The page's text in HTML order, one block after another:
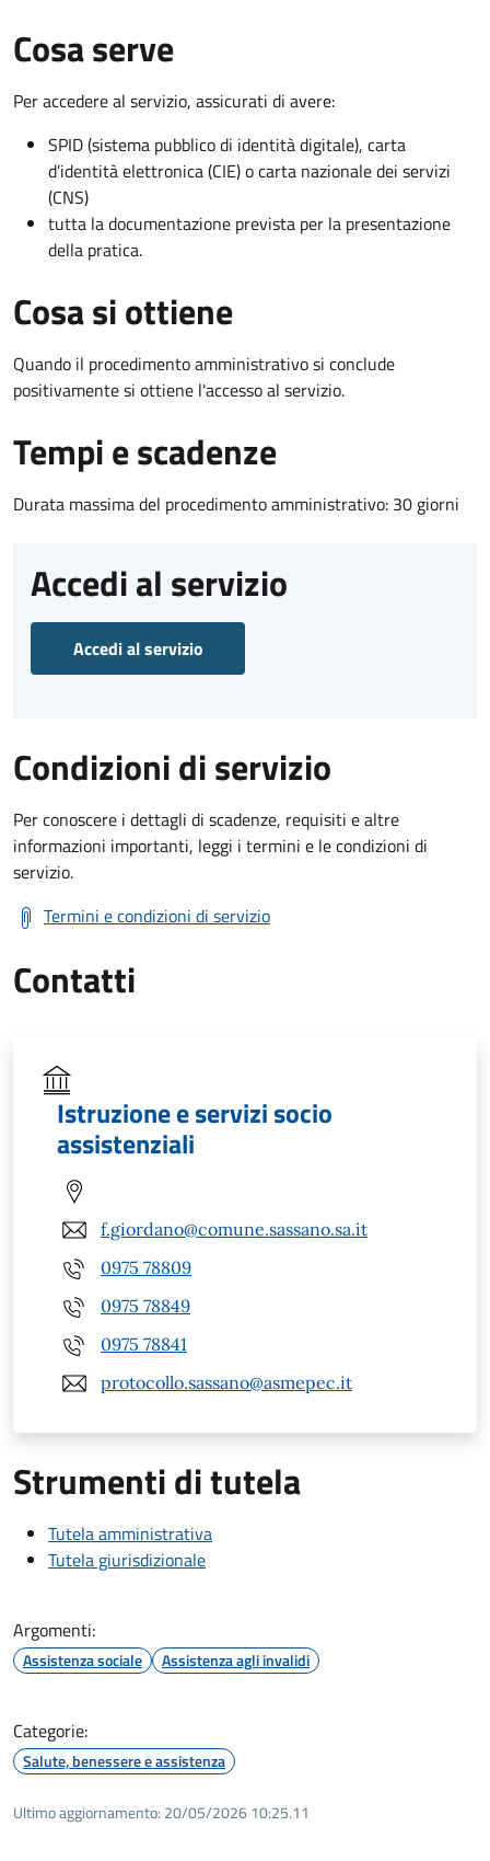
Cosa serve
Per accedere al servizio, assicurati di avere:
SPID (sistema pubblico di identità digitale), carta
d’identità elettronica (CIE) o carta nazionale dei servizi
(CNS)
tutta la documentazione prevista per la presentazione
della pratica.
Cosa si ottiene
Quando il procedimento amministrativo si conclude
positivamente si ottiene l'accesso al servizio.
Tempi e scadenze
Durata massima del procedimento amministrativo: 30 giorni
Accedi al servizio
Accedi al servizio
Condizioni di servizio
Per conoscere i dettagli di scadenze, requisiti e altre
informazioni importanti, leggi i termini e le condizioni di
servizio.
Termini e condizioni di servizio
Contatti
Istruzione e servizi socio
assistenziali
f.giordano@comune.sassano.sa.it
0975 78809
0975 78849
0975 78841
protocollo.sassano@asmepec.it
Strumenti di tutela
Tutela amministrativa
Tutela giurisdizionale
Argomenti:
Assistenza sociale Assistenza agli invalidi
Categorie:
Salute, benessere e assistenza
Ultimo aggiornamento: 20/05/2026 10:25.11